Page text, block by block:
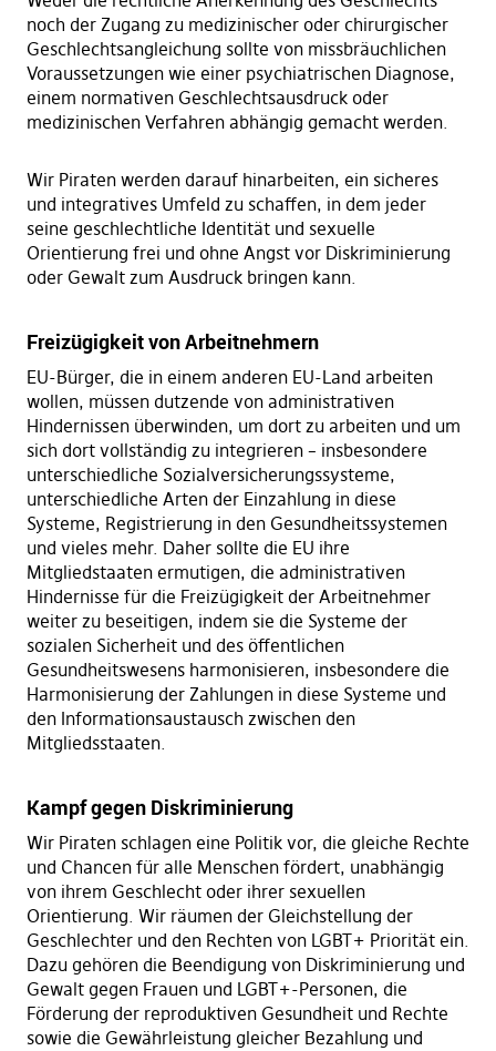
noch der Zugang zu medizinischer oder chirurgischer
Geschlechtsangleichung sollte von missbräuchlichen
Voraussetzungen wie einer psychiatrischen Diagnose,
einem normativen Geschlechtsausdruck oder
medizinischen Verfahren abhängig gemacht werden.
Wir Piraten werden darauf hinarbeiten, ein sicheres
und integratives Umfeld zu schaffen, in dem jeder
seine geschlechtliche Identität und sexuelle
Orientierung frei und ohne Angst vor Diskriminierung
oder Gewalt zum Ausdruck bringen kann.
Freizügigkeit von Arbeitnehmern
EU-Bürger, die in einem anderen EU-Land arbeiten
wollen, müssen dutzende von administrativen
Hindernissen überwinden, um dort zu arbeiten und um
sich dort vollständig zu integrieren – insbesondere
unterschiedliche Sozialversicherungssysteme,
unterschiedliche Arten der Einzahlung in diese
Systeme, Registrierung in den Gesundheitssystemen
und vieles mehr. Daher sollte die EU ihre
Mitgliedstaaten ermutigen, die administrativen
Hindernisse für die Freizügigkeit der Arbeitnehmer
weiter zu beseitigen, indem sie die Systeme der
sozialen Sicherheit und des öffentlichen
Gesundheitswesens harmonisieren, insbesondere die
Harmonisierung der Zahlungen in diese Systeme und
den Informationsaustausch zwischen den
Mitgliedsstaaten.
Kampf gegen Diskriminierung
Wir Piraten schlagen eine Politik vor, die gleiche Rechte
und Chancen für alle Menschen fördert, unabhängig
von ihrem Geschlecht oder ihrer sexuellen
Orientierung. Wir räumen der Gleichstellung der
Geschlechter und den Rechten von LGBT+ Priorität ein.
Dazu gehören die Beendigung von Diskriminierung und
Gewalt gegen Frauen und LGBT+-Personen, die
Förderung der reproduktiven Gesundheit und Rechte
sowie die Gewährleistung gleicher Bezahlung und